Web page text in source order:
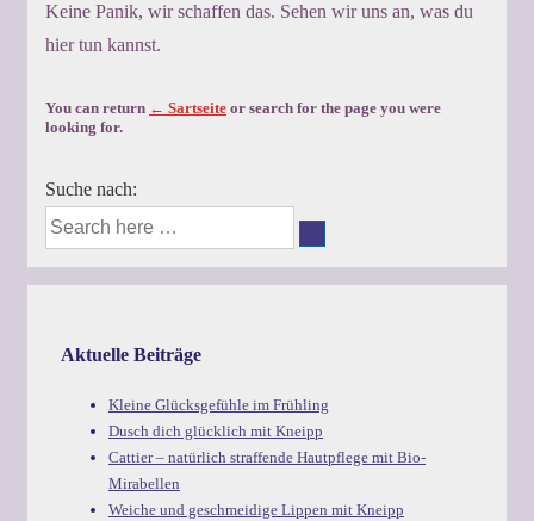
Keine Panik, wir schaffen das. Sehen wir uns an, was du
hier tun kannst.
You can return ← Sartseite or search for the page you were
looking for.
Suche nach:
Aktuelle Beiträge
Kleine Glücksgefühle im Frühling
Dusch dich glücklich mit Kneipp
Cattier – natürlich straffende Hautpflege mit Bio-
Mirabellen
Weiche und geschmeidige Lippen mit Kneipp